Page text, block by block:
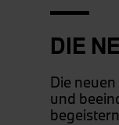
DIE
Die
und